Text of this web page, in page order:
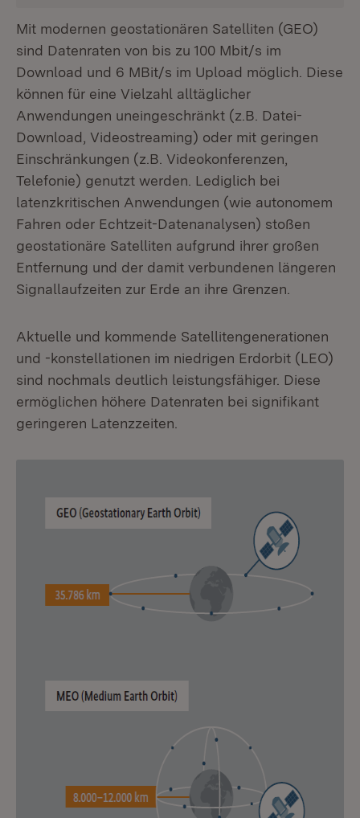
Mit modernen geostationären Satelliten (GEO)
sind Datenraten von bis zu 100 Mbit/s im
Download und 6 MBit/s im Upload möglich. Diese
können für eine Vielzahl alltäglicher
Anwendungen uneingeschränkt (z.B. Datei-
Download, Videostreaming) oder mit geringen
Einschränkungen (z.B. Videokonferenzen,
Telefonie) genutzt werden. Lediglich bei
latenzkritischen Anwendungen (wie autonomem
Fahren oder Echtzeit-Datenanalysen) stoßen
geostationäre Satelliten aufgrund ihrer großen
Entfernung und der damit verbundenen längeren
Signallaufzeiten zur Erde an ihre Grenzen.
Aktuelle und kommende Satellitengenerationen
und -konstellationen im niedrigen Erdorbit (LEO)
sind nochmals deutlich leistungsfähiger. Diese
ermöglichen höhere Datenraten bei signifikant
geringeren Latenzzeiten.